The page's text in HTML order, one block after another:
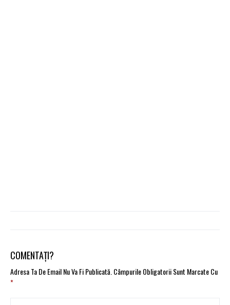
COMENTAȚI?
Adresa Ta De Email Nu Va Fi Publicată.Câmpurile Obligatorii Sunt Marcate Cu
*